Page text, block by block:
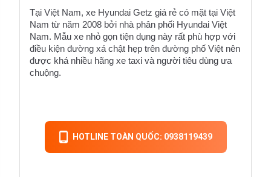
Tại Việt Nam, xe Hyundai Getz giá rẻ có mặt tại Việt
Nam từ năm 2008 bởi nhà phân phối Hyundai Việt
Nam. Mẫu xe nhỏ gọn tiện dụng này rất phù hợp với
điều kiện đường xá chật hẹp trên đường phố Việt nên
được khá nhiều hãng xe taxi và người tiêu dùng ưa
chuộng.
HOTLINE TOÀN QUỐC: 0938119439